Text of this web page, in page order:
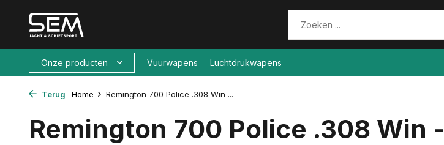
Onze producten Vuurwapens Luchtdrukwapens
Terug Home Remington 700 Police .308 Win ...
Remington 700 Police .308 Win -